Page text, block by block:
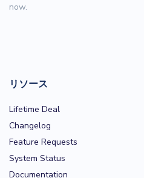
now.
リソース
Lifetime Deal
Changelog
Feature Requests
System Status
Documentation